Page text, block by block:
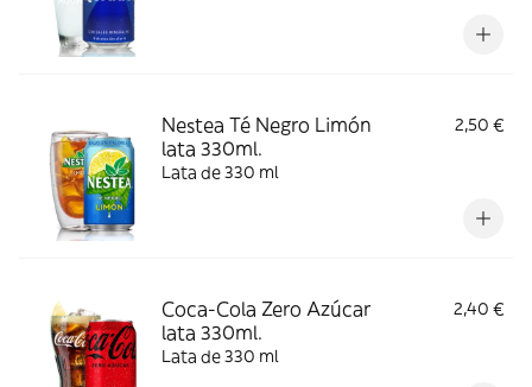
Nestea Té Negro Limón
lata 330ml.
2,50 €
Lata de 330 ml
Coca-Cola Zero Azúcar
lata 330ml.
2,40 €
Lata de 330 ml